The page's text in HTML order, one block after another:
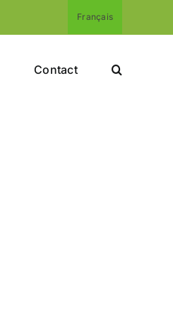
Français
Contact